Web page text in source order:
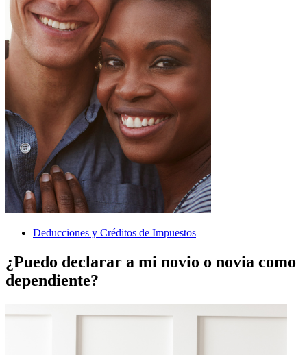
Deducciones y Créditos de Impuestos
¿Puedo declarar a mi novio o novia como
dependiente?